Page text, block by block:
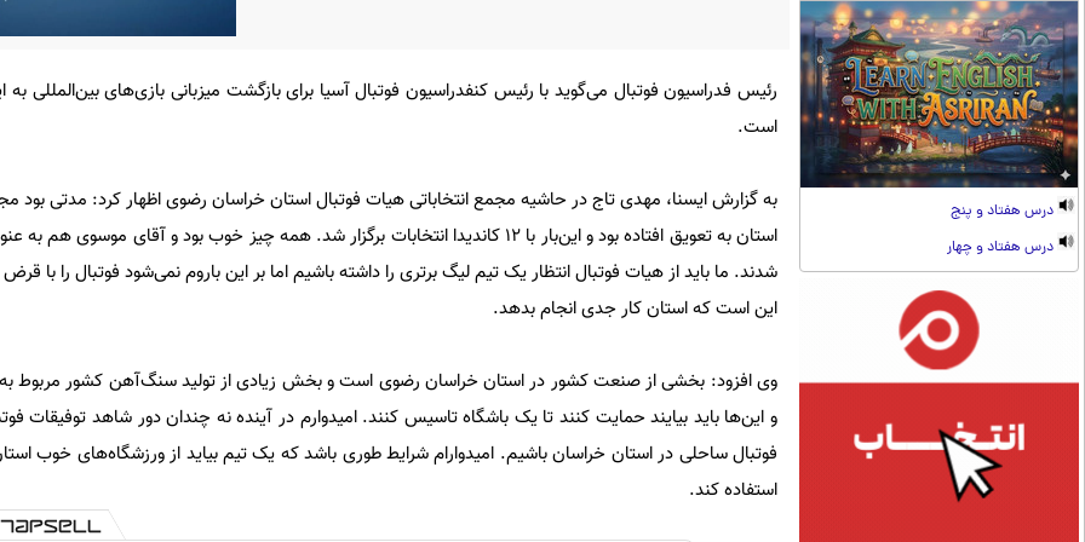
درس هفتاد و پنج
درس هفتاد و چهار
رئیس فدراسیون فوتبال می‌گوید با رئیس کنفدراسیون فوتبال آسیا برای بازگشت میزبانی بازی‌های بین‌المللی به
است.
به گزارش ایسنا، مهدی تاج در حاشیه مجمع انتخاباتی هیات فوتبال استان خراسان رضوی اظهار کرد: مدتی بود
استان به تعویق افتاده بود و این‌بار با ۱۲ کاندیدا انتخابات برگزار شد. همه چیز خوب بود و آقای
شدند. ما باید از هیات فوتبال انتظار یک تیم لیگ برتری را داشته باشیم اما بر این باروم نمی‌شود فوتبال را با
این است که استان کار جدی انجام بدهد.
وی افزود: بخشی از صنعت کشور در استان خراسان رضوی است و بخش زیادی از تولید سنگ‌آهن کشور مربوط
و این‌ها باید بیایند حمایت کنند تا یک باشگاه تاسیس کنند. امیدوارم در آینده نه چندان دور شاهد توفیقات
فوتبال ساحلی در استان خراسان باشیم. امیدوارام شرایط‌ طوری باشد که یک تیم بیاید از ورزشگاه‌های خوب
استفاده کند.